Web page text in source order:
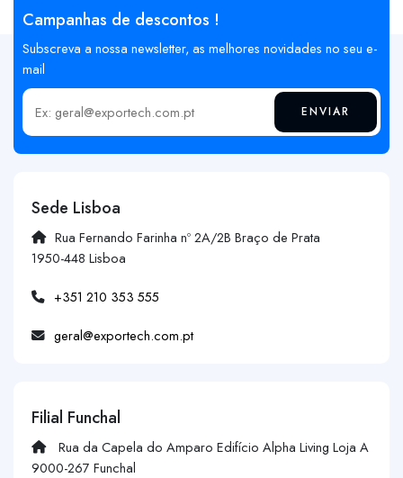
Campanhas de descontos !
Subscreva a nossa newsletter, as melhores novidades no seu e-
mail
Insira o seu email ENVIAR
Sede Lisboa
Rua Fernando Farinha nº 2A/2B Braço de Prata
1950-448 Lisboa
+351 210 353 555
geral@exportech.com.pt
Filial Funchal
Rua da Capela do Amparo Edifício Alpha Living Loja A
9000-267 Funchal